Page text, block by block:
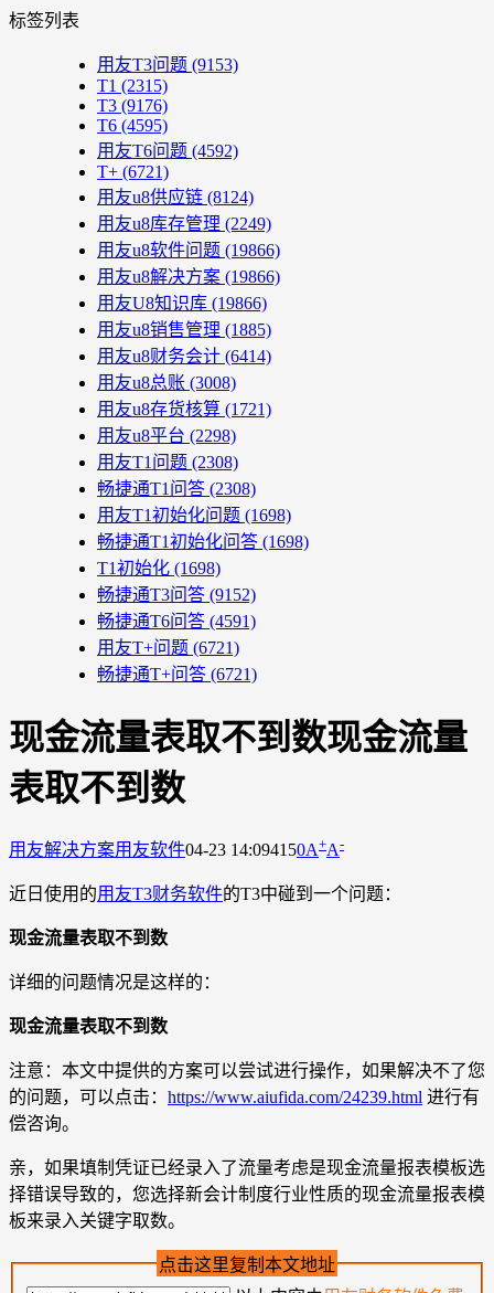
标签列表
用友T3问题 (9153)
T1 (2315)
T3 (9176)
T6 (4595)
用友T6问题 (4592)
T+ (6721)
用友u8供应链 (8124)
用友u8库存管理 (2249)
用友u8软件问题 (19866)
用友u8解决方案 (19866)
用友U8知识库 (19866)
用友u8销售管理 (1885)
用友u8财务会计 (6414)
用友u8总账 (3008)
用友u8存货核算 (1721)
用友u8平台 (2298)
用友T1问题 (2308)
畅捷通T1问答 (2308)
用友T1初始化问题 (1698)
畅捷通T1初始化问答 (1698)
T1初始化 (1698)
畅捷通T3问答 (9152)
畅捷通T6问答 (4591)
用友T+问题 (6721)
畅捷通T+问答 (6721)
现金流量表取不到数现金流量
表取不到数
用友解决方案用友软件04-23 14:094150A+A-
近日使用的用友T3财务软件的T3中碰到一个问题：
现金流量表取不到数
详细的问题情况是这样的：
现金流量表取不到数
注意：本文中提供的方案可以尝试进行操作，如果解决不了您
的问题，可以点击： https://www.aiufida.com/24239.html 进行有
偿咨询。
亲，如果填制凭证已经录入了流量考虑是现金流量报表模板选
择错误导致的，您选择新会计制度行业性质的现金流量报表模
板来录入关键字取数。
点击这里复制本文地址